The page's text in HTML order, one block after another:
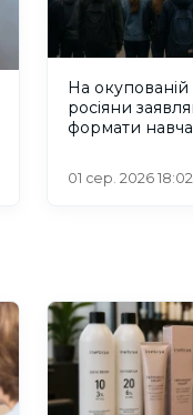
На
росіяни
формати
01 сер. 2026 18:02